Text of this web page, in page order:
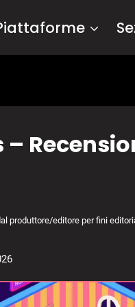
produttore/editore per fini